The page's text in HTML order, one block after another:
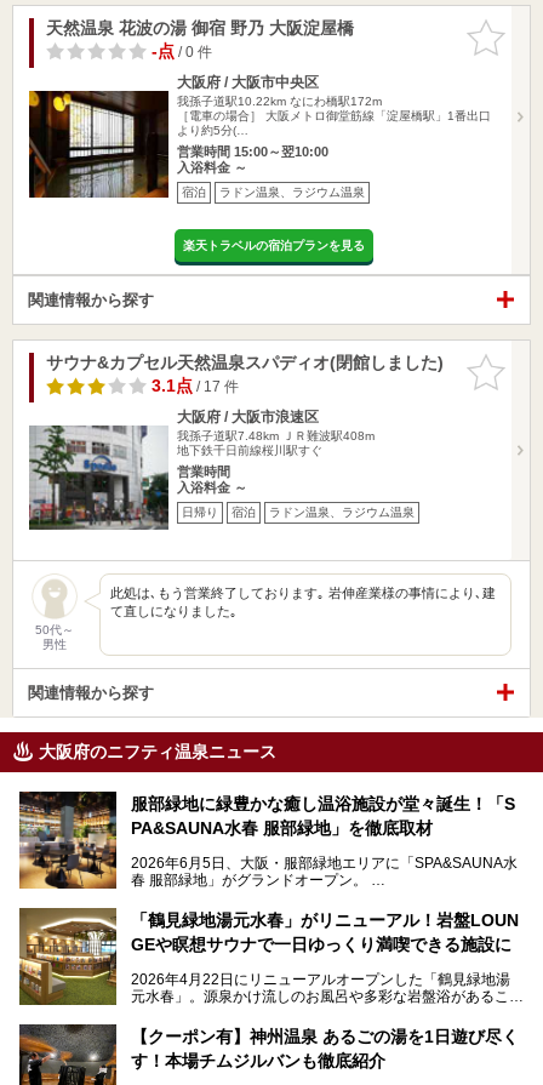
お気に入
りに追加
天然温泉 花波の湯 御宿 野乃 大阪淀屋橋
-点/ 0 件
大阪府 / 大阪市中央区
我孫子道駅10.22km なにわ橋駅172m
［電車の場合］ 大阪メトロ御堂筋線「淀屋橋駅」1番出口
より約5分(…
営業時間 15:00～翌10:00
入浴料金 ～
宿泊 ラドン温泉、ラジウム温泉
楽天トラベルの宿泊プランを見る
関連情報から探す
お気に入
りに追加
サウナ&カプセル天然温泉スパディオ(閉館しました)
3.1点/ 17 件
大阪府 / 大阪市浪速区
我孫子道駅7.48km
ＪＲ難波駅408m
地下鉄千日前線桜川駅すぐ
営業時間
入浴料金 ～
日帰り 宿泊 ラドン温泉、ラジウム温泉
50代～
男性
此処は､もう営業終了しております｡ 岩伸産業様の事情により､建
て直しになりました｡
関連情報から探す
大阪府のニフティ温泉ニュース
服部緑地に緑豊かな癒し温浴施設が堂々誕生！「S
PA&SAUNA水春 服部緑地」を徹底取材
2026年6月5日、大阪・服部緑地エリアに「SPA&SAUNA水
春 服部緑地」がグランドオープン。
当初の計画から約5年の時を経て誕生した本施設は、温泉・
サウナ・岩盤浴・フィットネス・ラウンジ・レストランなど
を融合した、これまでの“水春”のイメージをさらに進化させ
今回はオープン前の内覧会に参加し、館内のこだわりポイン
サウナー注目の3種のサウナや160cmの深水風呂、没入感の
高い岩盤浴エリア、日本最大の台数を誇る最新AIフィットネ
スマシンなど、見どころ満載の館内を詳しくご紹介します。
「鶴見緑地湯元水春」がリニューアル！岩盤LOUN
GEや瞑想サウナで一日ゆっくり満喫できる施設に
2026年4月22日にリニューアルオープンした「鶴見緑地湯
元水春」。源泉かけ流しのお風呂や多彩な岩盤浴があること
に“一日中くつろげる場所”としてパワーアップしています。
今回のリニューアルでは、新たに登場した瞑想サウナをはじ
【クーポン有】神州温泉 あるごの湯を1日遊び尽く
す！本場チムジルバンも徹底紹介